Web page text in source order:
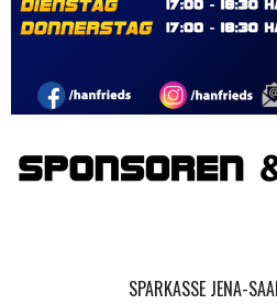
SPARKASSE JENA-